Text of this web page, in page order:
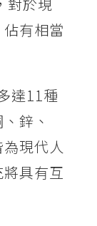
有相當
達11種
鋅、
現代人
具有互